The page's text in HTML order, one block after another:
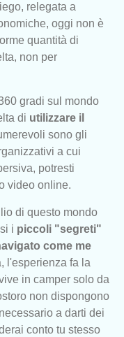
relegata a
oggi non è
quantità di
non per
gradi sul mondo
di utilizzare il
sono gli
a cui
potresti
video online.
di questo mondo
i piccoli "segreti"
come me
l'esperienza fa la
in camper solo da
non dispongono
a darti dei
conto tu stesso